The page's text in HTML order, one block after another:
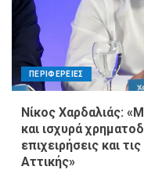
ΠΕΡΙΦΕΡΕΙΕΣ
Νίκος Χαρδαλιάς:
και ισχυρά
επιχειρήσεις και
Αττικής»